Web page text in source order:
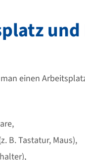
einen
B. Tastatur, Maus),